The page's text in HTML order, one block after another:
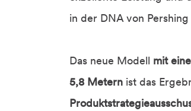
in der DNA von
Das neue Modell mit
5,8 Metern ist das